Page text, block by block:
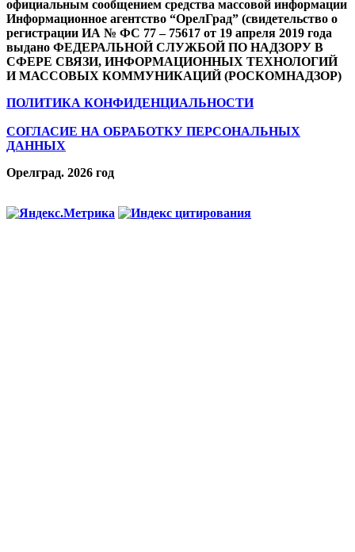
официальным сообщением средства массовой информации
Информационное агентство “ОрелГрад” (свидетельство о
регистрации ИА № ФС 77 – 75617 от 19 апреля 2019 года
выдано ФЕДЕРАЛЬНОЙ СЛУЖБОЙ ПО НАДЗОРУ В
СФЕРЕ СВЯЗИ, ИНФОРМАЦИОННЫХ ТЕХНОЛОГИЙ
И МАССОВЫХ КОММУНИКАЦИЙ (РОСКОМНАДЗОР)
ПОЛИТИКА КОНФИДЕНЦИАЛЬНОСТИ
СОГЛАСИЕ НА ОБРАБОТКУ ПЕРСОНАЛЬНЫХ
ДАННЫХ
Орелград. 2026 год